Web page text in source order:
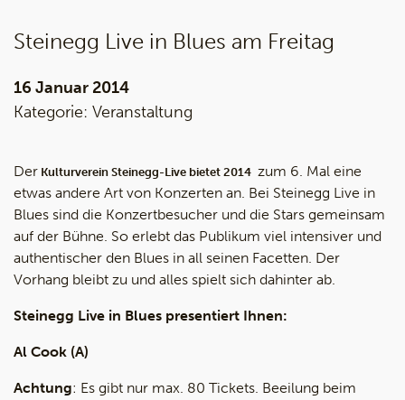
Steinegg Live in Blues am Freitag
16 Januar 2014
Kategorie: Veranstaltung
Der Kulturverein Steinegg-Live bietet 2014 zum 6. Mal eine
etwas andere Art von Konzerten an. Bei Steinegg Live in
Blues sind die Konzertbesucher und die Stars gemeinsam
auf der Bühne. So erlebt das Publikum viel intensiver und
authentischer den Blues in all seinen Facetten. Der
Vorhang bleibt zu und alles spielt sich dahinter ab.
Steinegg Live in Blues presentiert Ihnen:
Al Cook (A)
Achtung: Es gibt nur max. 80 Tickets. Beeilung beim